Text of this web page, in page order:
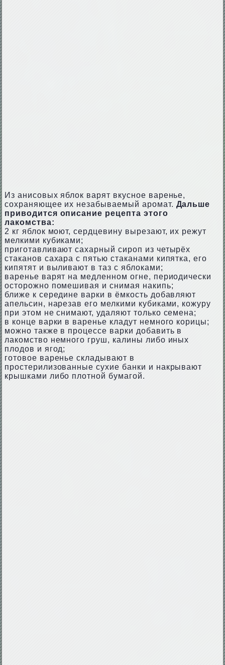
Из анисовых яблок варят вкусное варенье,
сохраняющее их незабываемый аромат. Дальше
приводится описание рецепта этого
лакомства:
2 кг яблок моют, сердцевину вырезают, их режут
мелкими кубиками;
приготавливают сахарный сироп из четырёх
стаканов сахара с пятью стаканами кипятка, его
кипятят и выливают в таз с яблоками;
варенье варят на медленном огне, периодически
осторожно помешивая и снимая накипь;
ближе к середине варки в ёмкость добавляют
апельсин, нарезав его мелкими кубиками, кожуру
при этом не снимают, удаляют только семена;
в конце варки в варенье кладут немного корицы;
можно также в процессе варки добавить в
лакомство немного груш, калины либо иных
плодов и ягод;
готовое варенье складывают в
простерилизованные сухие банки и накрывают
крышками либо плотной бумагой.